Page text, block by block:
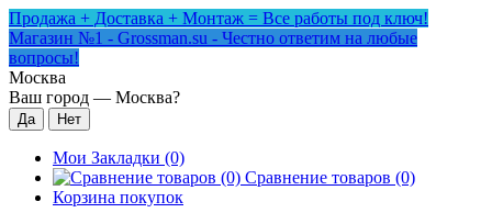
Продажа + Доставка + Монтаж = Все работы под ключ!
Магазин №1 - Grossman.su - Честно ответим на любые
вопросы!
Москва
Ваш город — Москва?
Мои Закладки (0)
Сравнение товаров (0)
Корзина покупок